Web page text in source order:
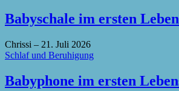
Babyschale im ersten
Chrissi – 21. Juli 2026
Schlaf und Beruhigung
Babyphone im ersten